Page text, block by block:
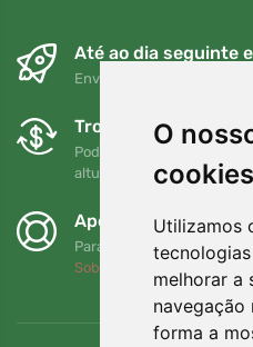
O
cookies
Utilizamos
melhorar a
navegação
forma a
Até ao dia seguinte
Envio gratuito para
Trocas e
Pode devolver ou trocar a
altura no prazo de 90 dias
Apoiamos a
Para cada encomenda
Sobre nós